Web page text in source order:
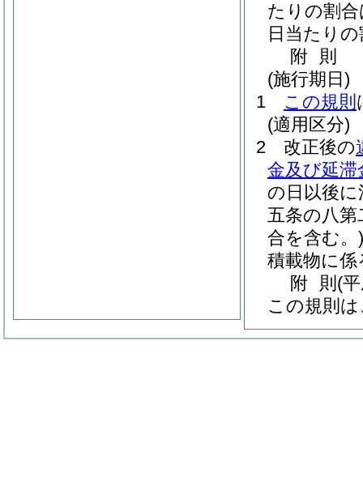
たりの割
日当たり
附 則
(施行期日)
1
この規則
(適用区分)
2
改正後の
金及び延
の日以後に
五条の八
合を含む。)
積載物に
附 則 (
この規則